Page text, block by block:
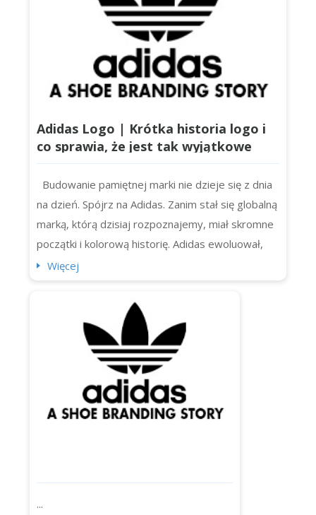
Adidas Logo | Krótka historia logo i
co sprawia, że jest tak wyjątkowe
Budowanie pamiętnej marki nie dzieje się z dnia
na dzień. Spójrz na Adidas. Zanim stał się globalną
marką, którą dzisiaj rozpoznajemy, miał skromne
początki i kolorową historię. Adidas ewoluował,
podobnie jak jego logo (tak, więcej niż jedno). Jeśli
ono z czasem, sprawdź ten artykuł. Dowiedzmy
się, jak logo ewoluowało od pierwszeg...
Więcej
...